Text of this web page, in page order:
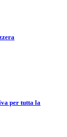
per tutta la